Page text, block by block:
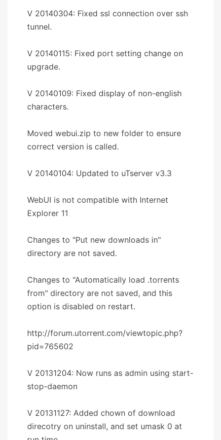
V 20140304: Fixed ssl connection over ssh
tunnel.
V 20140115: Fixed port setting change on
upgrade.
V 20140109: Fixed display of non-english
characters.
Moved webui.zip to new folder to ensure
correct version is called.
V 20140104: Updated to uTserver v3.3
WebUI is not compatible with Internet
Explorer 11
Changes to "Put new downloads in"
directory are not saved.
Changes to "Automatically load .torrents
from" directory are not saved, and this
option is disabled on restart.
http://forum.utorrent.com/viewtopic.php?
pid=765602
V 20131204: Now runs as admin using start-
stop-daemon
V 20131127: Added chown of download
direcotry on uninstall, and set umask 0 at